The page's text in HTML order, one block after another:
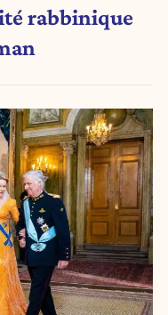
rabbinique